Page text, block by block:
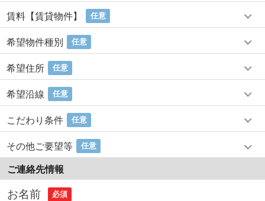
賃料【賃貸物件】 任意
希望物件種別 任意
希望住所 任意
希望沿線 任意
こだわり条件 任意
その他ご要望等 任意
ご連絡先情報
お名前 必須